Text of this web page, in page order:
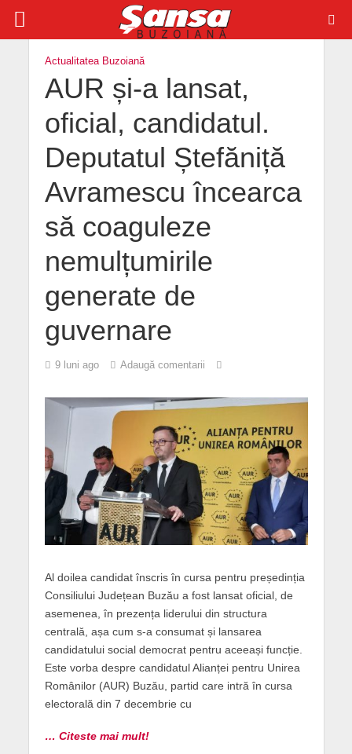
Actualitatea Buzoiană
AUR și-a lansat,
oficial, candidatul.
Deputatul Ștefăniță
Avramescu încearca
să coaguleze
nemulțumirile
generate de
guvernare
9 luni ago Adaugă comentarii
Al doilea candidat înscris în cursa pentru președinția
Consiliului Județean Buzău a fost lansat oficial, de
asemenea, în prezența liderului din structura
centrală, așa cum s-a consumat și lansarea
candidatului social democrat pentru aceeași funcție.
Este vorba despre candidatul Alianței pentru Unirea
Românilor (AUR) Buzău, partid care intră în cursa
electorală din 7 decembrie cu
… Citeste mai mult!